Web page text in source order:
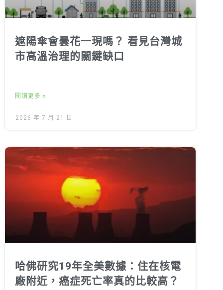
遮陽傘會曇花一現嗎？ 看見台灣城
市高溫治理的關鍵缺口
閱讀更多 »
2026 年 7 月 21 日
哈佛研究19年全美數據：住在核電
廠附近，癌症死亡率真的比較高？